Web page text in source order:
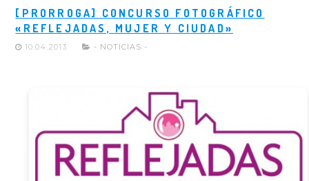
[PRORROGA] CONCURSO FOTOGRÁFICO
«REFLEJADAS, MUJER Y CIUDAD»
10.04.2013 - NOTICIAS -